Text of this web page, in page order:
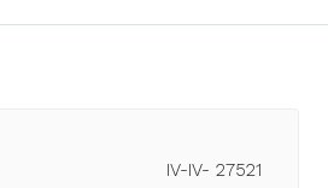
IV-IV- 27521